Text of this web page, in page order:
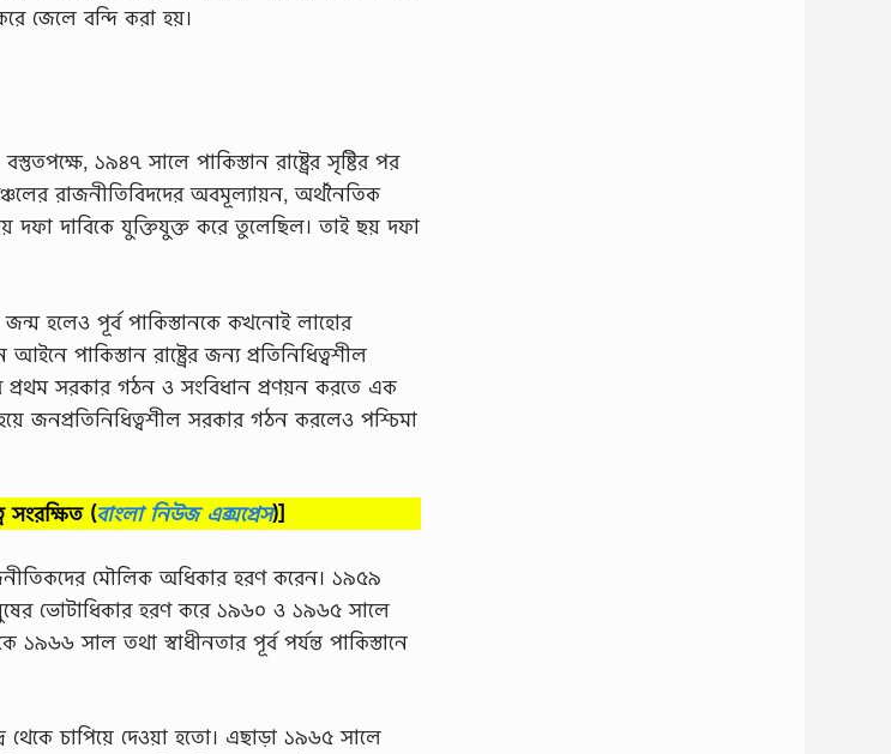
জেলে বন্দি করা হয়।
১৯৪৭ সালে পাকিস্তান রাষ্ট্রের সৃষ্টির পর
রাজনীতিবিদদের অবমূল্যায়ন, অর্থনৈতিক
দফা দাবিকে যুক্তিযুক্ত করে তুলেছিল। তাই ছয় দফা
জন্ম হলেও পূর্ব পাকিস্তানকে কখনােই লাহাের
পাকিস্তান রাষ্ট্রের জন্য প্রতিনিধিত্বশীল
প্রথম সরকার গঠন ও সংবিধান প্রণয়ন করতে এক
জনপ্রতিনিধিত্বশীল সরকার গঠন করলেও পশ্চিমা
সংরক্ষিত (বাংলা নিউজ এক্সপ্রেস)]
মৌলিক অধিকার হরণ করেন। ১৯৫৯
ভােটাধিকার হরণ করে ১৯৬০ ও ১৯৬৫ সালে
১৯৬৬ সাল তথা স্বাধীনতার পূর্ব পর্যন্ত পাকিস্তানে
থেকে চাপিয়ে দেওয়া হতাে। এছাড়া ১৯৬৫ সালে